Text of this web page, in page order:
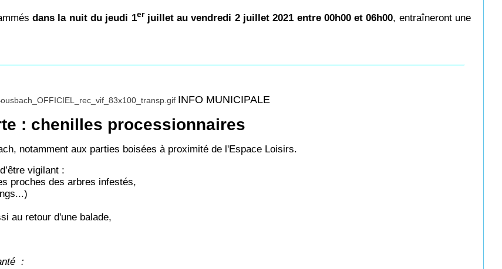
dans la nuit du jeudi 1erjuillet au vendredi 2 juillet 2021 entre 00h00 et 06h00, entraîneront une
INFO MUNICIPALE
: chenilles processionnaires
notamment aux parties boisées à proximité de l'Espace Loisirs.
vigilant :
proches des arbres infestés,
au retour d'une balade,
: